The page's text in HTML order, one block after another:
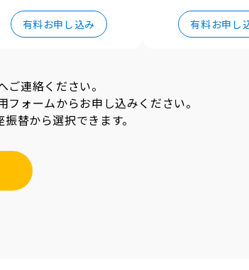
有料お申し込み 有料お申し
連絡ください。
フォームからお申し込みください。
替から選択できます。